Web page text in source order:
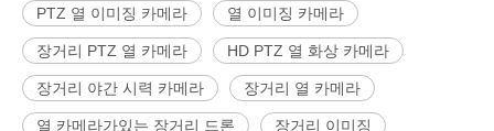
PTZ 열 이미징 카메라 열 이미징 카메라
장거리 PTZ 열 카메라 HD PTZ 열 화상 카메라
장거리 야간 시력 카메라 장거리 열 카메라
열 카메라가있는 장거리 드론 장거리 이미징